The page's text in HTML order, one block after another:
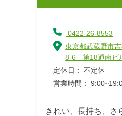
0422-26-8553
東京都武蔵野市
8-6 第18通南ビ
定休日： 不定休
営業時間：
きれい、長持ち、さ